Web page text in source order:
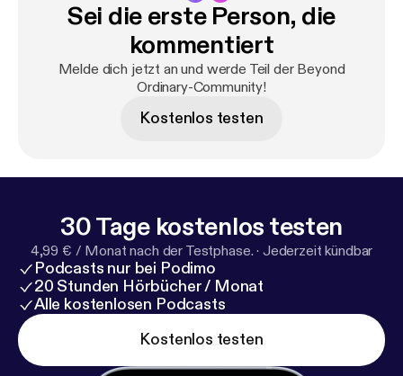
Sei die erste Person, die
kommentiert
Melde dich jetzt an und werde Teil der Beyond
Ordinary-Community!
Kostenlos testen
30 Tage kostenlos testen
4,99 € / Monat nach der Testphase. · Jederzeit kündbar
Podcasts nur bei Podimo
20 Stunden Hörbücher / Monat
Alle kostenlosen Podcasts
Kostenlos testen